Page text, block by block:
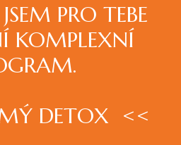
PRO TEBE
KOMPLEXNÍ
DETOX <<